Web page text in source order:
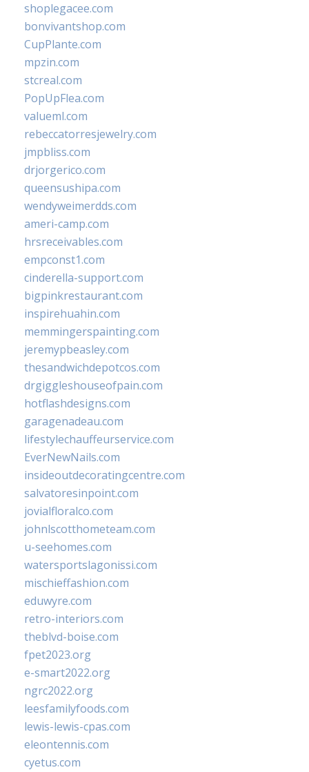
shoplegacee.com
bonvivantshop.com
CupPlante.com
mpzin.com
stcreal.com
PopUpFlea.com
valueml.com
rebeccatorresjewelry.com
jmpbliss.com
drjorgerico.com
queensushipa.com
wendyweimerdds.com
ameri-camp.com
hrsreceivables.com
empconst1.com
cinderella-support.com
bigpinkrestaurant.com
inspirehuahin.com
memmingerspainting.com
jeremypbeasley.com
thesandwichdepotcos.com
drgiggleshouseofpain.com
hotflashdesigns.com
garagenadeau.com
lifestylechauffeurservice.com
EverNewNails.com
insideoutdecoratingcentre.com
salvatoresinpoint.com
jovialfloralco.com
johnlscotthometeam.com
u-seehomes.com
watersportslagonissi.com
mischieffashion.com
eduwyre.com
retro-interiors.com
theblvd-boise.com
fpet2023.org
e-smart2022.org
ngrc2022.org
leesfamilyfoods.com
lewis-lewis-cpas.com
eleontennis.com
cyetus.com